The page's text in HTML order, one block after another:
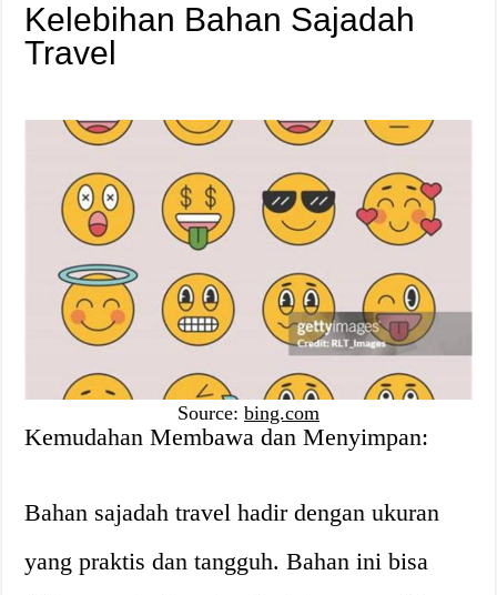
Kelebihan Bahan Sajadah
Travel
Source: bing.com
Kemudahan Membawa dan Menyimpan:
Bahan sajadah travel hadir dengan ukuran
yang praktis dan tangguh. Bahan ini bisa